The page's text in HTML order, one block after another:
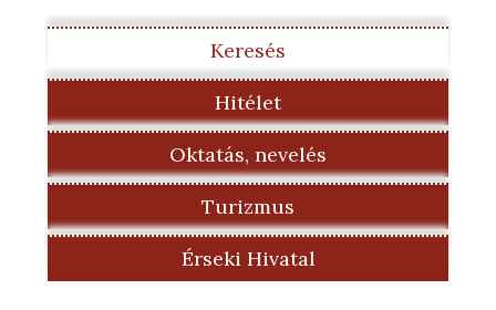
Keresés
Hitélet
Oktatás, nevelés
Turizmus
Érseki Hivatal